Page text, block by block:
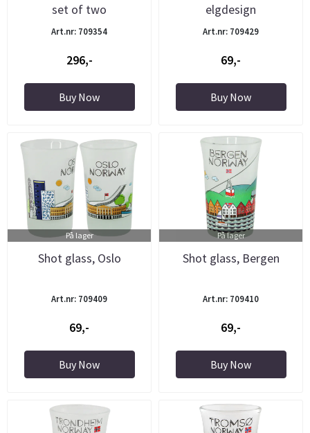
set of two
Art.nr: 709354
296,-
Buy Now
elgdesign
Art.nr: 709429
69,-
Buy Now
På lager
Shot glass, Oslo
Art.nr: 709409
69,-
Buy Now
På lager
Shot glass, Bergen
Art.nr: 709410
69,-
Buy Now